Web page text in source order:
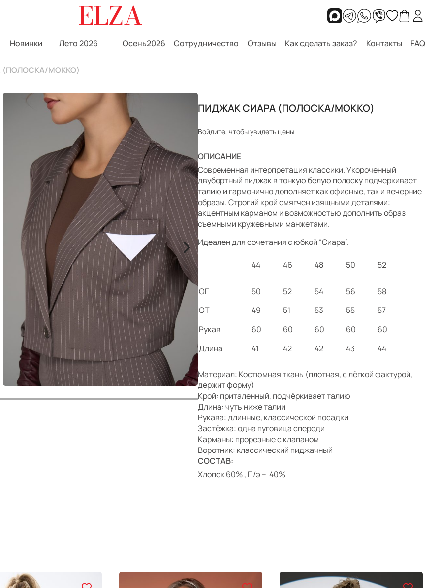
ELZA
Новинки Лето 2026 Осень2026 Сотрудничество Отзывы Как сделать заказ? Контакты FAQ
(ПОЛОСКА/МОККО)
>
ПИДЖАК СИАРА (ПОЛОСКА/МОККО)
Войдите, чтобы увидеть цены
ОПИСАНИЕ
Современная интерпретация классики. Укороченный
двубортный пиджак в тонкую белую полоску подчеркивает
талию и гармонично дополняет как офисные, так и вечерние
образы. Строгий крой смягчен изящными деталями:
акцентным карманом и возможностью дополнить образ
съемными кружевными манжетами.
Идеален для сочетания с юбкой “Сиара”.
44 46 48 50 52
ОГ 50 52 54 56
58
ОТ
49 51 53 55
57
Рукав
60 60 60 60
60
Длина
41 42 42 43 44
Материал: Костюмная ткань (плотная, с лёгкой фактурой,
держит форму)
Крой: приталенный, подчёркивает талию
Длина: чуть ниже талии
Рукава: длинные, классической посадки
Застёжка: одна пуговица спереди
Карманы: прорезные с клапаном
Воротник: классический пиджачный
СОСТАВ:
Хлопок 60% , П/э – 40%